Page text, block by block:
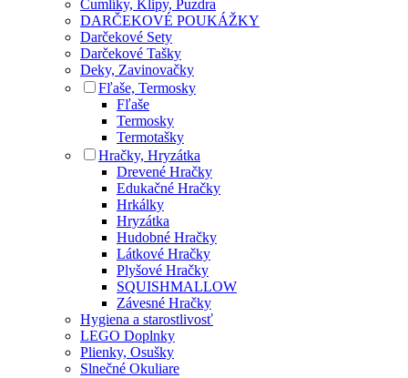
Cumlíky, Klipy, Puzdra
DARČEKOVÉ POUKÁŽKY
Darčekové Sety
Darčekové Tašky
Deky, Zavinovačky
Fľaše, Termosky
Fľaše
Termosky
Termotašky
Hračky, Hryzátka
Drevené Hračky
Edukačné Hračky
Hrkálky
Hryzátka
Hudobné Hračky
Látkové Hračky
Plyšové Hračky
SQUISHMALLOW
Závesné Hračky
Hygiena a starostlivosť
LEGO Doplnky
Plienky, Osušky
Slnečné Okuliare